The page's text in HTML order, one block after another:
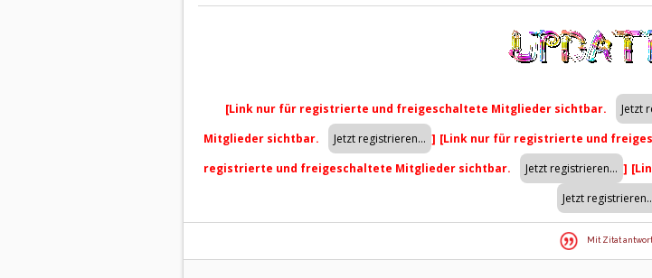
[Link nur für registrierte und freigeschaltete Mitglieder sichtbar.
Mitglieder sichtbar.
] [Link nur für registrierte und
registrierte und freigeschaltete Mitglieder sichtbar.
]
Mit Zitat